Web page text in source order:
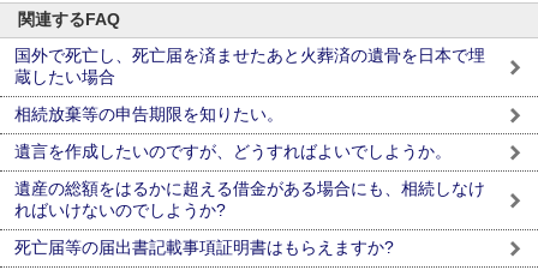
関連するFAQ
国外で死亡し、死亡届を済ませたあと火葬済の遺骨を日本で埋
蔵したい場合
相続放棄等の申告期限を知りたい。
遺言を作成したいのですが、どうすればよいでしようか。
遺産の総額をはるかに超える借金がある場合にも、相続しなけ
ればいけないのでしようか?
死亡届等の届出書記載事項証明書はもらえますか?